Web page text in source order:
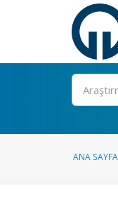
Ara
ANA SAYFA